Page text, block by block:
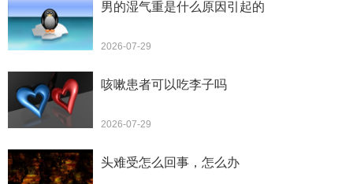
男的湿气重是什么原因引起的
2026-07-29
咳嗽患者可以吃李子吗
2026-07-29
头难受怎么回事，怎么办